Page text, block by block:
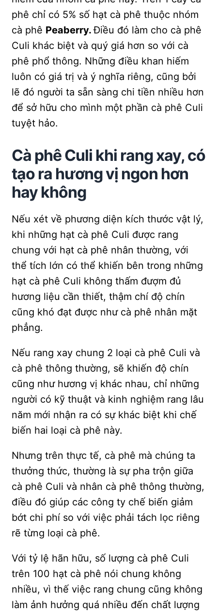
phê chỉ có 5% số hạt cà phê thuộc nhóm
cà phê Peaberry.Điều đó làm cho cà phê
Culi khác biệt và quý giá hơn so với cà
phê phổ thông. Những điều khan hiếm
luôn có giá trị và ý nghĩa riêng, cũng bởi
lẽ đó người ta sẵn sàng chi tiền nhiều hơn
để sở hữu cho mình một phần cà phê Culi
tuyệt hảo.
Cà phê Culi khi rang xay, có
tạo ra hương vị ngon hơn
hay không
Nếu xét về phương diện kích thước vật lý,
khi những hạt cà phê Culi được rang
chung với hạt cà phê nhân thường, với
thể tích lớn có thể khiến bên trong những
hạt cà phê Culi không thấm đượm đủ
hương liệu cần thiết, thậm chí độ chín
cũng khó đạt được như cà phê nhân mặt
phẳng.
Nếu rang xay chung 2 loại cà phê Culi và
cà phê thông thường, sẽ khiến độ chín
cũng như hương vị khác nhau, chỉ những
người có kỹ thuật và kinh nghiệm rang lâu
năm mới nhận ra có sự khác biệt khi chế
biến hai loại cà phê này.
Nhưng trên thực tế, cà phê mà chúng ta
thưởng thức, thường là sự pha trộn giữa
cà phê Culi và nhân cà phê thông thường,
điều đó giúp các công ty chế biến giảm
bớt chi phí so với việc phải tách lọc riêng
rẽ từng loại cà phê.
Với tỷ lệ hãn hữu, số lượng cà phê Culi
trên 100 hạt cà phê nói chung không
nhiều, vì thế việc rang chung cũng không
làm ảnh hưởng quá nhiều đến chất lượng